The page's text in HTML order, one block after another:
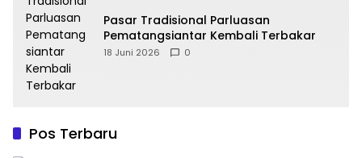
Pasar Tradisional Parluasan
Pematangsiantar Kembali Terbakar
18 Juni 2026 0
Pos Terbaru